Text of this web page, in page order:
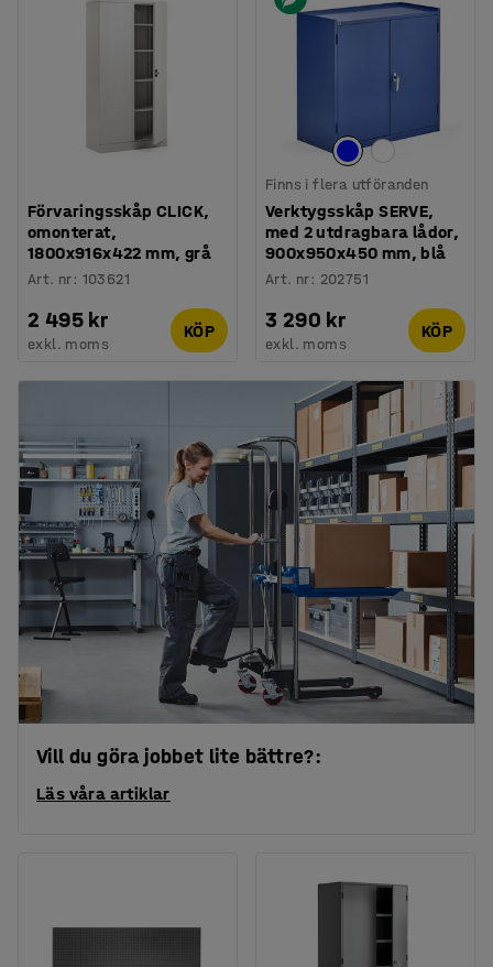
Förvaringsskåp CLICK,
omonterat,
1800x916x422 mm, grå
Art. nr: 103621
2 495 kr
exkl. moms
KÖP
Finns i flera utföranden
Verktygsskåp SERVE,
med 2 utdragbara lådor,
900x950x450 mm, blå
Art. nr: 202751
3 290 kr
exkl. moms
KÖP
Vill du göra jobbet lite bättre?:
Läs våra artiklar